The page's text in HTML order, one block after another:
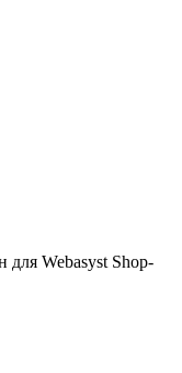
Webasyst Shop-